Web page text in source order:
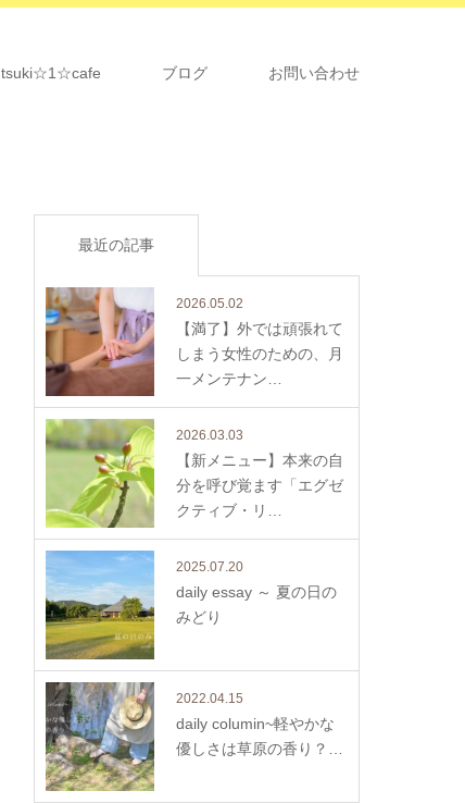
tsuki☆1☆cafe ブログ お問い合わせ
最近の記事
2026.05.02
【満了】外では頑張れて
しまう女性のための、月
一メンテナン…
2026.03.03
【新メニュー】本来の自
分を呼び覚ます「エグゼ
クティブ・リ…
2025.07.20
daily essay ～ 夏の日の
みどり
2022.04.15
daily columin~軽やかな
優しさは草原の香り？…